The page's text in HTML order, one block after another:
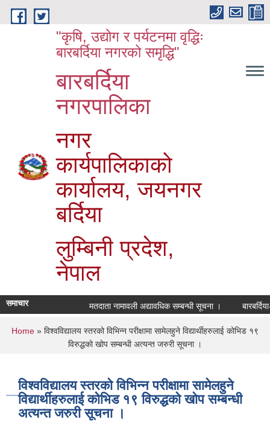
Skip to main content
"कृषि, उद्योग र पर्यटनमा वृद्धिः
बारबर्दिया नगरको समृद्धि"
बारबर्दिया
नगरपालिका
नगर
कार्यपालिकाको
कार्यालय, जयनगर
बर्दिया
लुम्बिनी प्रदेश,
नेपाल
समाचार मतदाता नामावली अद्यावधिक सम्बन्धी सूचना ।
You are here
Home » विश्वविद्यालय स्तरको विभिन्न परीक्षामा सामेलहुने विद्यार्थीहरुलाई कोभिड १९
विरुद्धको खोप सम्बन्धी अत्यन्त जरुरी सूचना ।
विश्वविद्यालय स्तरको विभिन्न परीक्षामा सामेलहुने
विद्यार्थीहरुलाई कोभिड १९ विरुद्धको खोप सम्बन्धी
अत्यन्त जरुरी सूचना ।